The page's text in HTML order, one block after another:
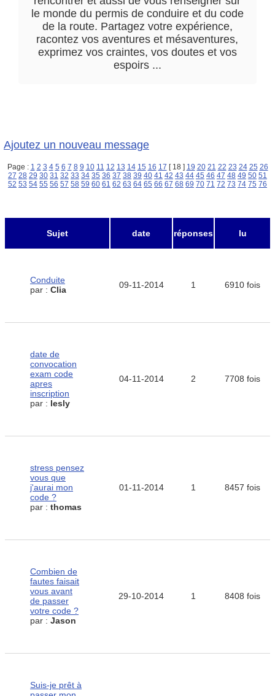
le monde du permis de conduire et du code
de la route. Partagez votre expérience,
racontez vos aventures et mésaventures,
exprimez vos craintes, vos doutes et vos
espoirs ...
Ajoutez un nouveau message
Page : 1 2 3 4 5 6 7 8 9 10 11 12 13 14 15 16 17 [ 18 ] 19 20 21 22 23 24 25 26
27 28 29 30 31 32 33 34 35 36 37 38 39 40 41 42 43 44 45 46 47 48 49 50 51
52 53 54 55 56 57 58 59 60 61 62 63 64 65 66 67 68 69 70 71 72 73 74 75 76
Sujet date réponses lu
Conduite
par : Clia 09-11-2014 1 6910 fois
date de
convocation
exam code
apres
inscription
par : lesly
04-11-2014 2 7708 fois
stress pensez
vous que
j'aurai mon
code ?
par : thomas
01-11-2014 1 8457 fois
Combien de
fautes faisait
vous avant
de passer
votre code ?
par : Jason
29-10-2014 1 8408 fois
Suis-je prêt à